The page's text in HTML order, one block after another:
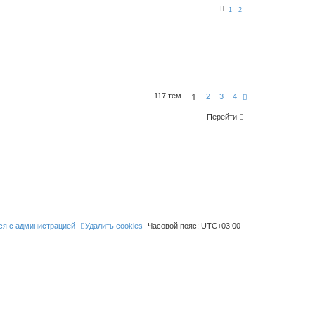
1 2
117 тем 1 2 3 4
Перейти
Часовой пояс: UTC+03:00
Удалить cookies
с администрацией